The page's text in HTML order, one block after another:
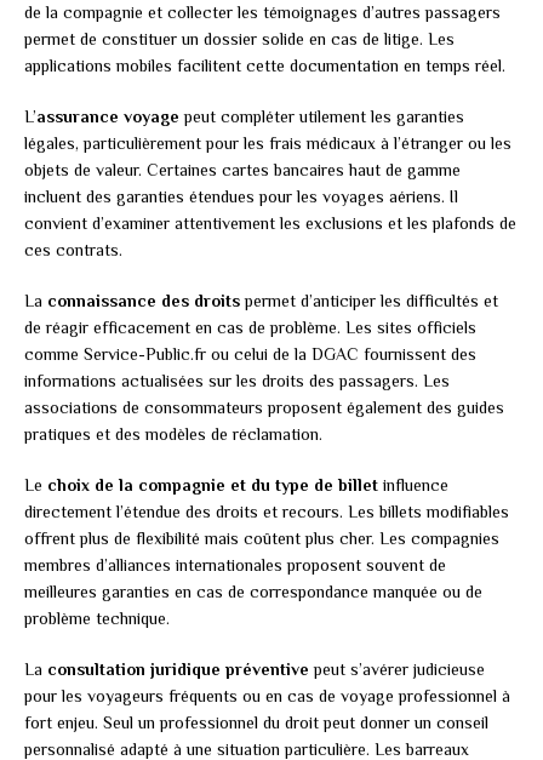
de la compagnie et collecter les témoignages d’autres passagers
permet de constituer un dossier solide en cas de litige. Les
applications mobiles facilitent cette documentation en temps réel.
L’assurance voyage peut compléter utilement les garanties
légales, particulièrement pour les frais médicaux à l’étranger ou les
objets de valeur. Certaines cartes bancaires haut de gamme
incluent des garanties étendues pour les voyages aériens. Il
convient d’examiner attentivement les exclusions et les plafonds de
ces contrats.
La connaissance des droitspermet d’anticiper les difficultés et
de réagir efficacement en cas de problème. Les sites officiels
comme Service-Public.fr ou celui de la DGAC fournissent des
informations actualisées sur les droits des passagers. Les
associations de consommateurs proposent également des guides
pratiques et des modèles de réclamation.
Le choix de la compagnie et du type de billet influence
directement l’étendue des droits et recours. Les billets modifiables
offrent plus de flexibilité mais coûtent plus cher. Les compagnies
membres d’alliances internationales proposent souvent de
meilleures garanties en cas de correspondance manquée ou de
problème technique.
La consultation juridique préventive peut s’avérer judicieuse
pour les voyageurs fréquents ou en cas de voyage professionnel à
fort enjeu. Seul un professionnel du droit peut donner un conseil
personnalisé adapté à une situation particulière. Les barreaux